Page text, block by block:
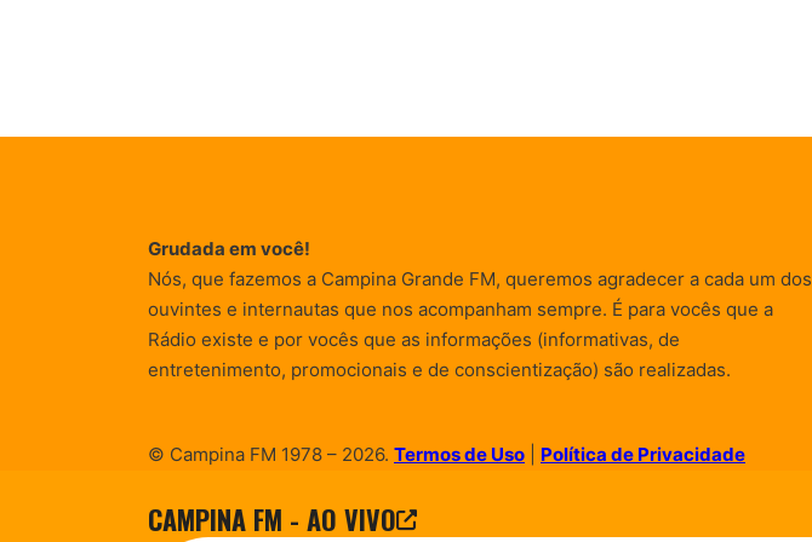
CAMPINA FM - AO VIVO
Grudada em você!
Nós, que fazemos a Campina Grande FM, queremos agradecer a cada um dos
ouvintes e internautas que nos acompanham sempre. É para vocês que a
Rádio existe e por vocês que as informações (informativas, de
entretenimento, promocionais e de conscientização) são realizadas.
© Campina FM 1978 – 2026. Termos de Uso
Política de Privacidade